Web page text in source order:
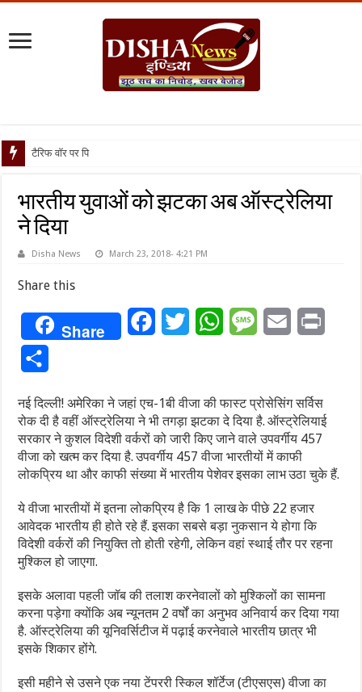
टैरिफ वॉर पर पिघली बर्फ, ट्रं
भारतीय युवाओं को झटका अब ऑस्ट्रेलिया
ने दिया
Disha News March 23, 2018- 4:21 PM
Share this
Share FacebookTwitterWhatsAppMessageEmail
नई दिल्ली! अमेरिका ने जहां एच-1बी वीजा की फास्ट प्रोसेसिंग सर्विस
रोक दी है वहीं ऑस्ट्रेलिया ने भी तगड़ा झटका दे दिया है. ऑस्ट्रेलियाई
सरकार ने कुशल विदेशी वर्करों को जारी किए जाने वाले उपवर्गीय 457
वीजा को खत्म कर दिया है. उपवर्गीय 457 वीजा भारतीयों में काफी
लोकप्रिय था और काफी संख्या में भारतीय पेशेवर इसका लाभ उठा चुके हैं.
ये वीजा भारतीयों में इतना लोकप्रिय है कि 1 लाख के पीछे 22 हजार
आवेदक भारतीय ही होते रहे हैं. इसका सबसे बड़ा नुकसान ये होगा कि
विदेशी वर्करों की नियुक्ति तो होती रहेगी, लेकिन वहां स्थाई तौर पर रहना
मुश्किल हो जाएगा.
इसके अलावा पहली जॉब की तलाश करनेवालों को मुश्किलों का सामना
करना पड़ेगा क्योंकि अब न्यूनतम 2 वर्षों का अनुभव अनिवार्य कर दिया गया
है. ऑस्ट्रेलिया की यूनिवर्सिटीज में पढ़ाई करनेवाले भारतीय छात्र भी
इसके शिकार होंगे.
इसी महीने से उसने एक नया टेंपररी स्किल शॉर्टेज (टीएसएस) वीजा का